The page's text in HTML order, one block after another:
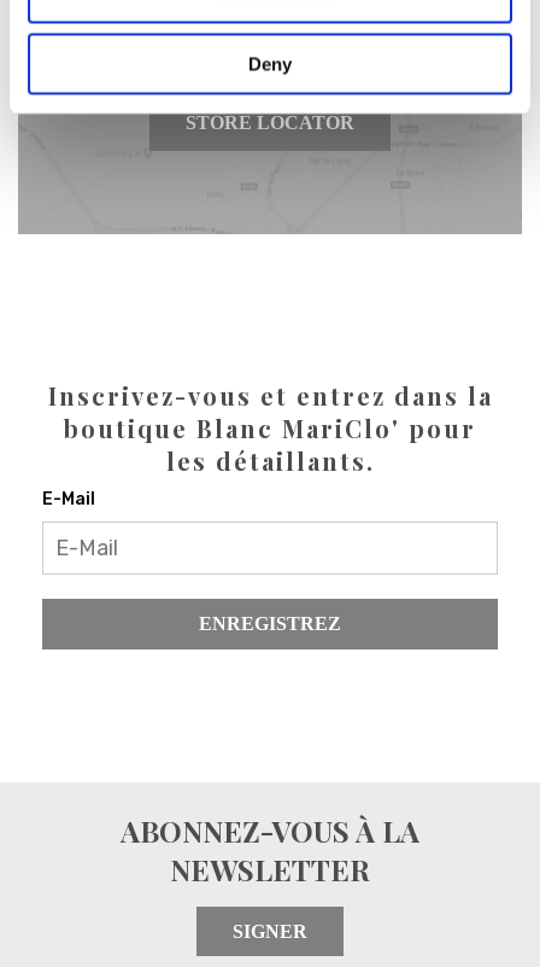
Deny
plus proche de chez vous
STORE LOCATOR
Inscrivez-vous et entrez dans la
boutique Blanc MariClo' pour
les détaillants.
E-Mail
ENREGISTREZ
ABONNEZ-VOUS À LA
NEWSLETTER
SIGNER